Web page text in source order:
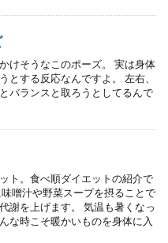
けそうなこのポーズ。 実は身体
とする反応なんですよ。 左右、
バランスと取ろうとしてるんで
ト。食べ順ダイエットの紹介で
噌汁や野菜スープを摂ることで
謝を上げます。 気温も暑くなっ
な時こそ暖かいものを身体に入